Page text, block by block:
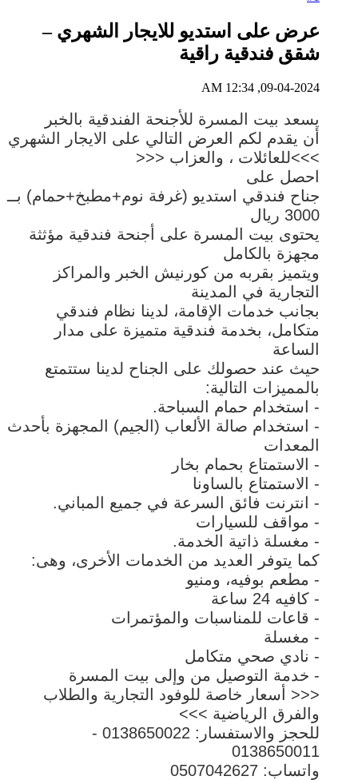
عرض على استديو للايجار الشهري –
شقق فندقية راقية
09-04-2024, 12:34 AM
يسعد بيت المسرة للأجنحة الفندقية بالخبر
أن يقدم لكم العرض التالي على الايجار الشهري
>>>للعائلات ، والعزاب <<<
احصل على
جناح فندقي استديو (غرفة نوم+مطبخ+حمام) بــ
3000 ريال
يحتوى بيت المسرة على أجنحة فندقية مؤثثة
مجهزة بالكامل
ويتميز بقربه من كورنيش الخبر والمراكز
التجارية في المدينة
بجانب خدمات الإقامة، لدينا نظام فندقي
متكامل، بخدمة فندقية متميزة على مدار
الساعة
حيث عند حصولك على الجناح لدينا ستتمتع
بالمميزات التالية:
- استخدام حمام السباحة.
- استخدام صالة الألعاب (الجيم) المجهزة بأحدث
المعدات
- الاستمتاع بحمام بخار
- الاستمتاع بالساونا
- انترنت فائق السرعة في جميع المباني.
- مواقف للسيارات
- مغسلة ذاتية الخدمة.
كما يتوفر العديد من الخدمات الأخرى، وهى:
- مطعم بوفيه، ومنيو
- كافيه 24 ساعة
- قاعات للمناسبات والمؤتمرات
- مغسلة
- نادي صحي متكامل
- خدمة التوصيل من وإلى بيت المسرة
<<< أسعار خاصة للوفود التجارية والطلاب
والفرق الرياضية >>>
للحجز والاستفسار: 0138650022 -
0138650011
واتساب: 0507042627